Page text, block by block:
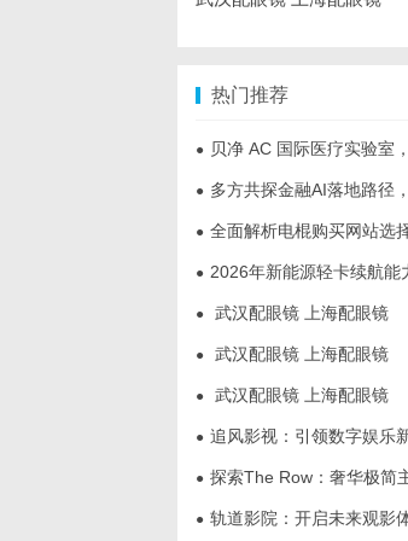
热门推荐
● 贝净 AC 国际医疗实验室，标
● 多方共探金融AI落地路径，天创信用星
● 全面解析电棍购买网站选择及使用
● 2026年新能源轻卡续航能力对比推
● 武汉配眼镜 上海配眼镜
● 武汉配眼镜 上海配眼镜
● 武汉配眼镜 上海配眼镜
● 追风影视：引领数字娱乐新时
● 探索The Row：奢华极简主义时尚
● 轨道影院：开启未来观影